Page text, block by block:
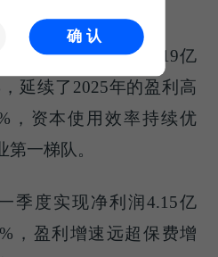
季度实现净利润66.19亿
延续了2025年的盈利高
，资本使用效率持续优
一梯队。
季度实现净利润4.15亿
，盈利增速远超保费增
确认